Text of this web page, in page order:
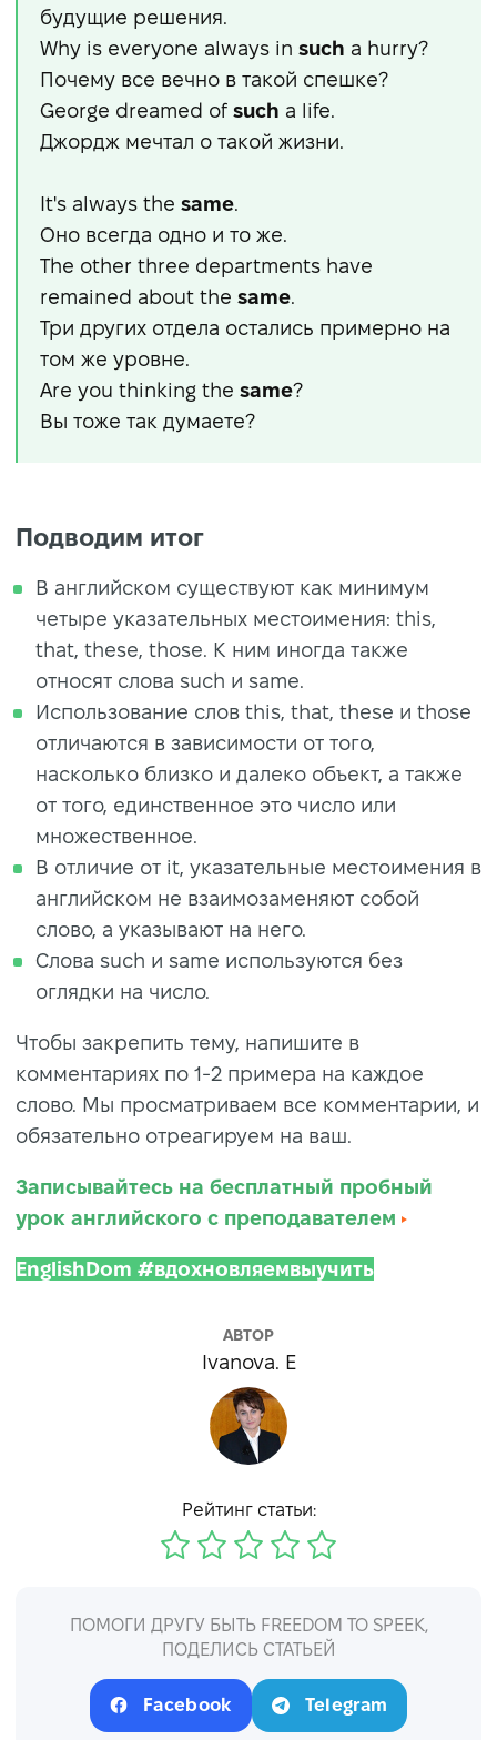
будущие решения.
Why is everyone always in such a hurry?
Почему все вечно в такой спешке?
George dreamed of such a life.
Джордж мечтал о такой жизни.
It's always the same.
Оно всегда одно и то же.
The other three departments have
remained about the same.
Три других отдела остались примерно на
том же уровне.
Are you thinking the same?
Вы тоже так думаете?
Подводим итог
В английском существуют как минимум
четыре указательных местоимения: this,
that, these, those. К ним иногда также
относят слова such и same.
Использование слов this, that, these и those
отличаются в зависимости от того,
насколько близко и далеко объект, а также
от того, единственное это число или
множественное.
В отличие от it, указательные местоимения в
английском не взаимозаменяют собой
слово, а указывают на него.
Слова such и same используются без
оглядки на число.
Чтобы закрепить тему, напишите в
комментариях по 1-2 примера на каждое
слово. Мы просматриваем все комментарии, и
обязательно отреагируем на ваш.
Записывайтесь на бесплатный пробный
урок английского с преподавателем
EnglishDom #вдохновляемвыучить
АВТОР
Ivanova. E
Рейтинг статьи:
ПОМОГИ ДРУГУ БЫТЬ FREEDOM TO SPEEK,
ПОДЕЛИСЬ СТАТЬЕЙ
Facebook Telegram